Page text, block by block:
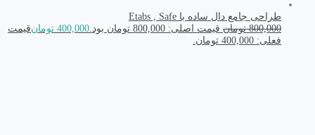
طراحی جامع دال ساده با Etabs , Safe
800,000 تومان قیمت اصلی: 800,000 تومان بود. 400,000 تومانقیمت
فعلی: 400,000 تومان.